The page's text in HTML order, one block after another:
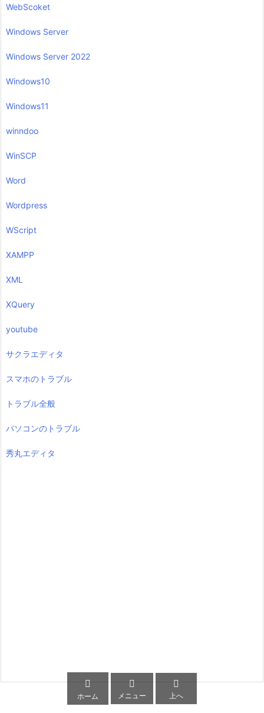
WebScoket
Windows Server
Windows Server 2022
Windows10
Windows11
winndoo
WinSCP
Word
Wordpress
WScript
XAMPP
XML
XQuery
youtube
サクラエディタ
スマホのトラブル
トラブル全般
パソコンのトラブル
秀丸エディタ

ホーム

メニュー

上へ